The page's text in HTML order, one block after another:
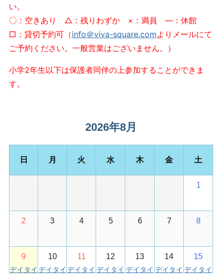
S
Q
U
R
E
Y
用
が
ま
い。
〇：空きあり △：残りわずか ×：満員 ―：休館
□：貸切予約可（info＠viva-square.comよりメールにて
ご予約ください。一般営業はございません。）
小学2年生以下は保護者同伴の上参加することができま
す。
2026年8月
日 月 火 水 木 金 土
1
2 3 4 5 6 7 8
9
デイタイ
10
デイタイ
11
デイタイ
12
デイタイ
13
デイタイ
14
デイタイ
15
デイタイ